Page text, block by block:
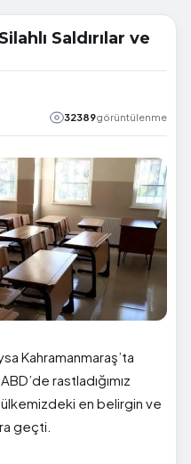
Saldırılar ve
32389görüntülenme
Kahramanmaraş’ta
rastladığımız
ülkemizdeki en belirgin ve
geçti.